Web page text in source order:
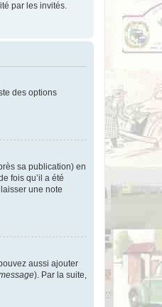
par les invités.
des options
sa publication) en
fois qu’il a été
une note
aussi ajouter
). Par la suite,